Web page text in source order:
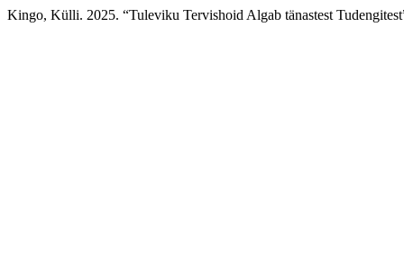
Kingo, Külli. 2025. “Tuleviku Tervishoid Algab tänastest